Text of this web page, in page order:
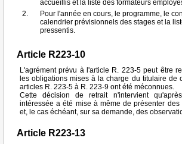
accueillis et la liste des formateurs
Pour l'année en cours, le programme, le
calendrier prévisionnels des stages et la
pressentis.
Article R223-10
L'agrément prévu à l'article R. 223-5 peut être
les obligations mises à la charge du titulaire de
articles R. 223-5 à R. 223-9 ont été méconnues.
Cette décision de retrait n'intervient
intéressée a été mise à même de présenter des
et, le cas échéant, sur sa demande, des
Article R223-13